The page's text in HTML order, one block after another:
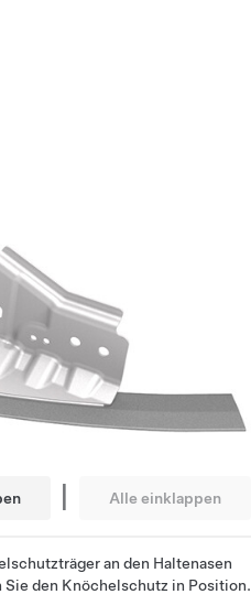
| Alle einklappen
an den Haltenasen
Sie den Knöchelschutz in Position.